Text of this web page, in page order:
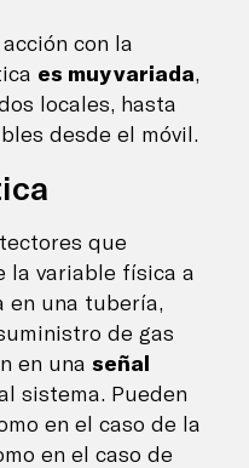
con la
es muy variada,
locales, hasta
desde el móvil.
que
la variable física a
en una tubería,
de gas
en una señal
sistema. Pueden
en el caso de la
en el caso de